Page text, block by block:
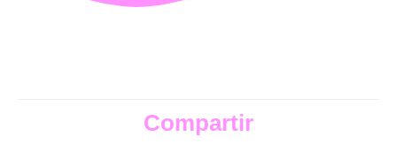
Compartir